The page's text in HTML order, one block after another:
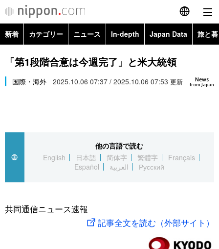
English
简体字
繁體字
العربية
社会
旅と暮らし
新着 カテゴリー ニュース In-depth Japan Data 旅と
政治・外交
経済・ビジネス
社会
文化
科学・技術
暮らし
Images
お知らせ
「第1段階合意は今週完了」と米大統領
News
from Japan
国際・海外 2025.10.06 07:37 / 2025.10.06 07:53 更新
他の言語で読む
English
日本語 简体字 繁體字
Français
Español
العربية Русский
共同通信ニュース速報
記事全文を読む（外部サイト）